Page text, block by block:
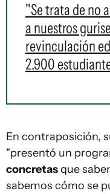
"Se trata de no
a nuestros
revinculación
2.900
En contraposición,
"presentó un
concretasque
sabemos cómo se